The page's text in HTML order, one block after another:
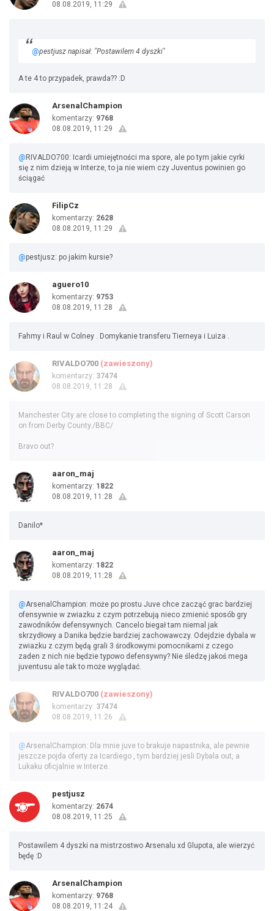
08.08.2019, 11:29
@pestjusz napisał: "Postawilem 4 dyszki"
A te 4 to przypadek, prawda?? :D
ArsenalChampion
komentarzy: 9768
08.08.2019, 11:29
@ RIVALDO700: Icardi umiejętności ma spore, ale po tym jakie cyrki
się z nim dzieją w Interze, to ja nie wiem czy Juventus powinien go
ściągać
FilipCz
komentarzy: 2628
08.08.2019, 11:29
@pestjusz: po jakim kursie?
aguero10
komentarzy: 9753
08.08.2019, 11:28
Fahmy i Raul w Colney . Domykanie transferu Tierneya i Luiza .
RIVALDO700 (zawieszony)
komentarzy: 37474
08.08.2019, 11:28
Manchester City are close to completing the signing of Scott Carson
on from Derby County./BBC/
Bravo out?
aaron_maj
komentarzy: 1822
08.08.2019, 11:28
Danilo*
aaron_maj
komentarzy: 1822
08.08.2019, 11:28
@ArsenalChampion: może po prostu Juve chce zacząć grac bardziej
ofensywnie w zwiazku z czym potrzebują nieco zmienić sposób gry
zawodników defensywnych. Cancelo biegał tam niemal jak
skrzydłowy a Danika będzie bardziej zachowawczy. Odejdzie dybala w
zwiazku z czym będą grali 3 środkowymi pomocnikami z czego
zaden z nich nie będzie typowo defensywny? Nie śledzę jakoś mega
juventusu ale tak to może wyglądać.
RIVALDO700 (zawieszony)
komentarzy: 37474
08.08.2019, 11:26
@ArsenalChampion: Dla mnie juve to brakuje napastnika, ale pewnie
jeszcze pojda oferty za Icardiego , tym bardziej jesli Dybala out, a
Lukaku oficjalnie w Interze.
pestjusz
komentarzy: 2674
08.08.2019, 11:25
Postawilem 4 dyszki na mistrzostwo Arsenalu xd Glupota, ale wierzyć
będę :D
ArsenalChampion
komentarzy: 9768
08.08.2019, 11:24